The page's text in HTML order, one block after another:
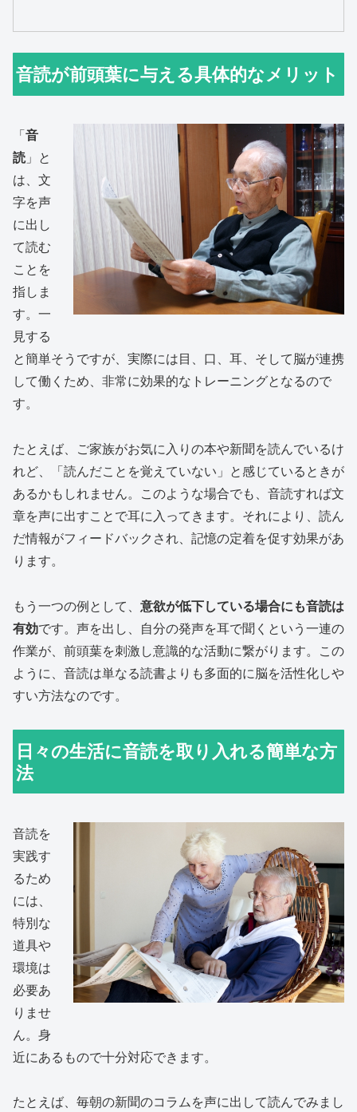
音読が前頭葉に与える具体的なメリット
「音
読」と
は、文
字を声
に出し
て読む
ことを
指しま
す。一
見する
と簡単そうですが、実際には目、口、耳、そして脳が連携
して働くため、非常に効果的なトレーニングとなるので
す。
たとえば、ご家族がお気に入りの本や新聞を読んでいるけ
れど、「読んだことを覚えていない」と感じているときが
あるかもしれません。このような場合でも、音読すれば文
章を声に出すことで耳に入ってきます。それにより、読ん
だ情報がフィードバックされ、記憶の定着を促す効果があ
ります。
もう一つの例として、 意欲が低下している場合にも音読は
有効です。声を出し、自分の発声を耳で聞くという一連の
作業が、前頭葉を刺激し意識的な活動に繋がります。この
ように、音読は単なる読書よりも多面的に脳を活性化しや
すい方法なのです。
日々の生活に音読を取り入れる簡単な方
法
音読を
実践す
るため
には、
特別な
道具や
環境は
必要あ
りませ
ん。身
近にあるもので十分対応できます。
たとえば、毎朝の新聞のコラムを声に出して読んでみまし